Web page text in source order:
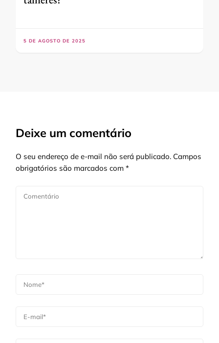
5 DE AGOSTO DE 2025
Deixe um comentário
O seu endereço de e-mail não será publicado. Campos
obrigatórios são marcados com *